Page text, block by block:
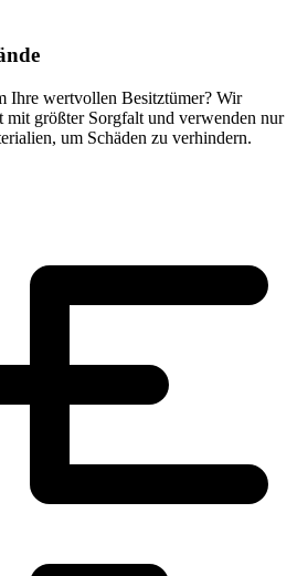
Ihre wertvollen Besitztümer? Wir
mit größter Sorgfalt und verwenden nur
um Schäden zu verhindern.